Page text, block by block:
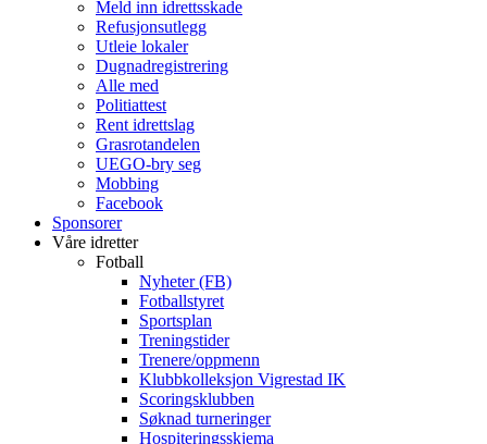
Meld inn idrettsskade
Refusjonsutlegg
Utleie lokaler
Dugnadregistrering
Alle med
Politiattest
Rent idrettslag
Grasrotandelen
UEGO-bry seg
Mobbing
Facebook
Sponsorer
Våre idretter
Fotball
Nyheter (FB)
Fotballstyret
Sportsplan
Treningstider
Trenere/oppmenn
Klubbkolleksjon Vigrestad IK
Scoringsklubben
Søknad turneringer
Hospiteringsskjema